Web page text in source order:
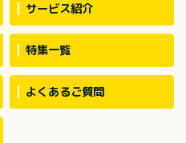
サービス紹介
特集一覧
よくあるご質問